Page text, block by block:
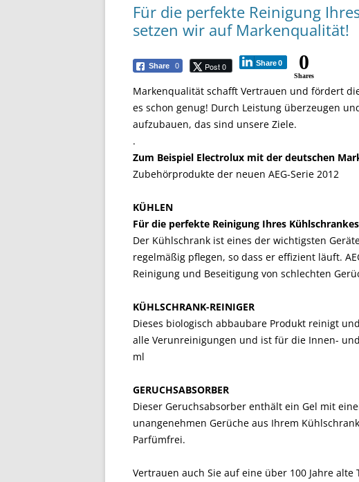
Für die perfekte Reinigung
setzen wir auf Markenqualität!
Share 0 Post 0 Share0 0
Shares
Markenqualität schafft Vertrauen und fördert
es schon genug! Durch Leistung überzeugen
aufzubauen, das sind unsere Ziele.
.
Zum Beispiel Electrolux mit der deutschen
Zubehörprodukte der neuen AEG-Serie 2012
KÜHLEN
Für die perfekte Reinigung Ihres Kühlschrankes
Der Kühlschrank ist eines der wichtigsten
regelmäßig pflegen, so dass er effizient läuft.
Reinigung und Beseitigung von schlechten
KÜHLSCHRANK-REINIGER
Dieses biologisch abbaubare Produkt reinigt
alle Verunreinigungen und ist für die Innen-
ml
GERUCHSABSORBER
Dieser Geruchsabsorber enthält ein Gel mit
unangenehmen Gerüche aus Ihrem
Parfümfrei.
Vertrauen auch Sie auf eine über 100 Jahre